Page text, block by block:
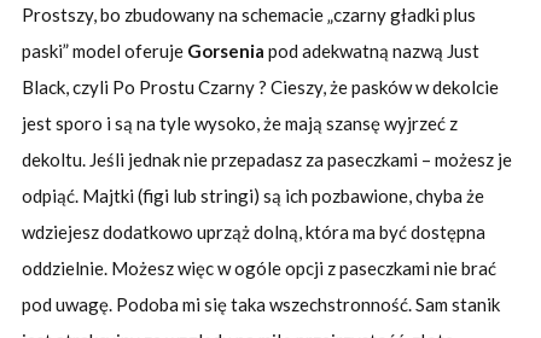
Prostszy, bo zbudowany na schemacie „czarny gładki plus
paski” model oferuje Gorsenia pod adekwatną nazwą Just
Black, czyli Po Prostu Czarny ? Cieszy, że pasków w dekolcie
jest sporo i są na tyle wysoko, że mają szansę wyjrzeć z
dekoltu. Jeśli jednak nie przepadasz za paseczkami – możesz je
odpiąć. Majtki (figi lub stringi) są ich pozbawione, chyba że
wdziejesz dodatkowo uprząż dolną, która ma być dostępna
oddzielnie. Możesz więc w ogóle opcji z paseczkami nie brać
pod uwagę. Podoba mi się taka wszechstronność. Sam stanik